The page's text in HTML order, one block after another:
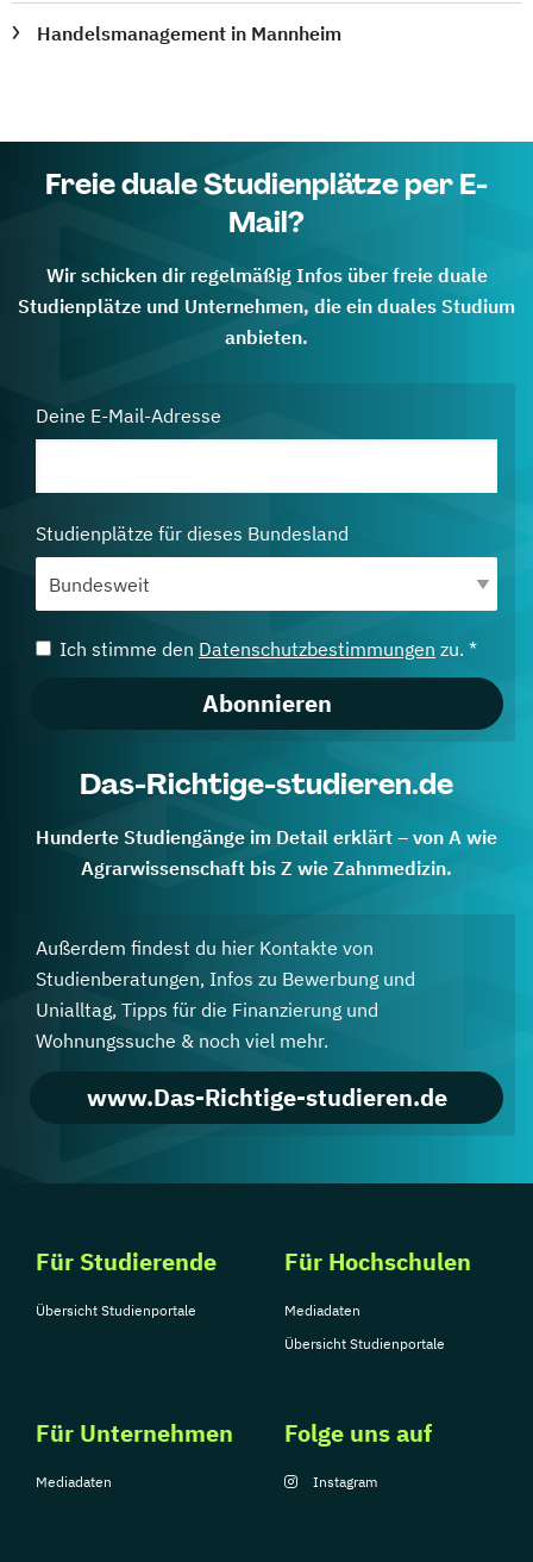
Handelsmanagement in Mannheim
Freie duale Studienplätze per E-
Mail?
Wir schicken dir regelmäßig Infos über freie duale
Studienplätze und Unternehmen, die ein duales Studium
anbieten.
Deine E-Mail-Adresse
Studienplätze für dieses Bundesland
Ich stimme den Datenschutzbestimmungen zu. *
Abonnieren
Das-Richtige-studieren.de
Hunderte Studiengänge im Detail erklärt – von A wie
Agrarwissenschaft bis Z wie Zahnmedizin.
Außerdem findest du hier Kontakte von
Studienberatungen, Infos zu Bewerbung und
Unialltag, Tipps für die Finanzierung und
Wohnungssuche & noch viel mehr.
www.Das-Richtige-studieren.de
Für Studierende
Übersicht Studienportale
Für Hochschulen
Mediadaten
Übersicht Studienportale
Für Unternehmen
Mediadaten
Folge uns auf
Instagram